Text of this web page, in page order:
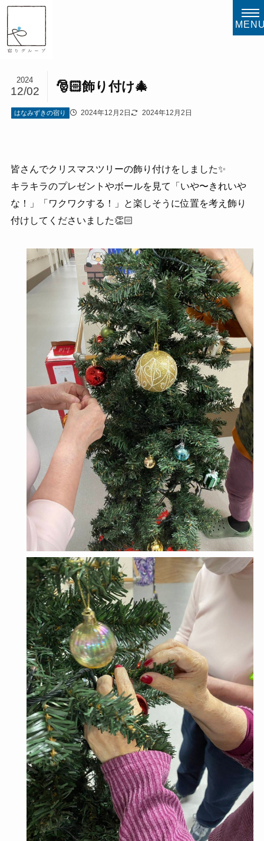
🎅🏻飾り付け🎄
2024
12/02
はなみずきの宿り 2024年12月2日 2024年12月2日
皆さんでクリスマスツリーの飾り付けをしました✨️
キラキラのプレゼントやボールを見て「いや〜きれいや
な！」「ワクワクする！」と楽しそうに位置を考え飾り
付けしてくださいました👏🏻